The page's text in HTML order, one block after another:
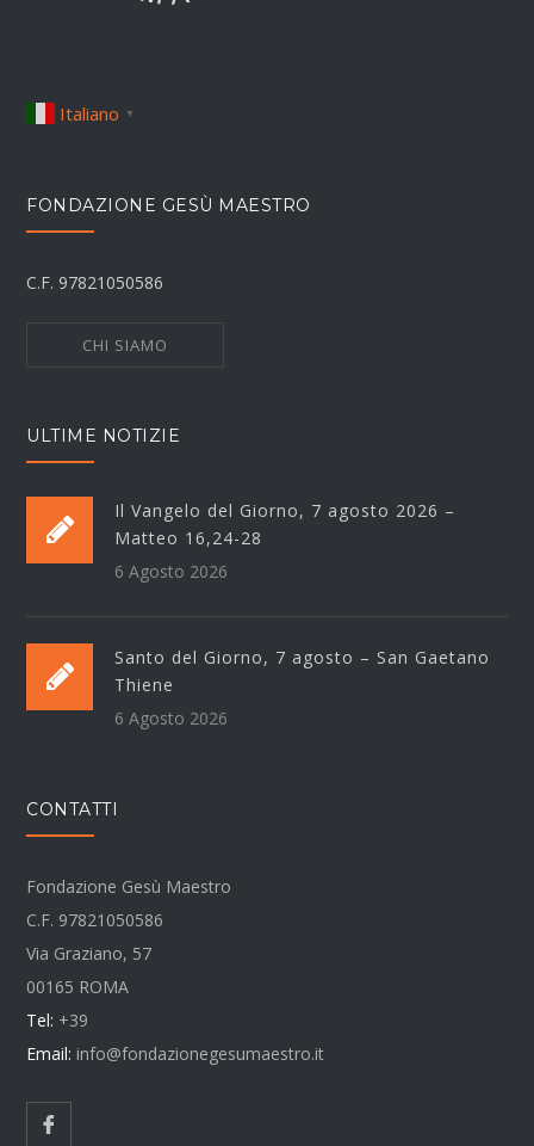
Italiano ▼
FONDAZIONE GESÙ MAESTRO
C.F. 97821050586
CHI SIAMO
ULTIME NOTIZIE
Il Vangelo del Giorno, 7 agosto 2026 –
Matteo 16,24-28
6 Agosto 2026
Santo del Giorno, 7 agosto – San Gaetano
Thiene
6 Agosto 2026
CONTATTI
Fondazione Gesù Maestro
C.F. 97821050586
Via Graziano, 57
00165 ROMA
Tel: +39
Email: info@fondazionegesumaestro.it